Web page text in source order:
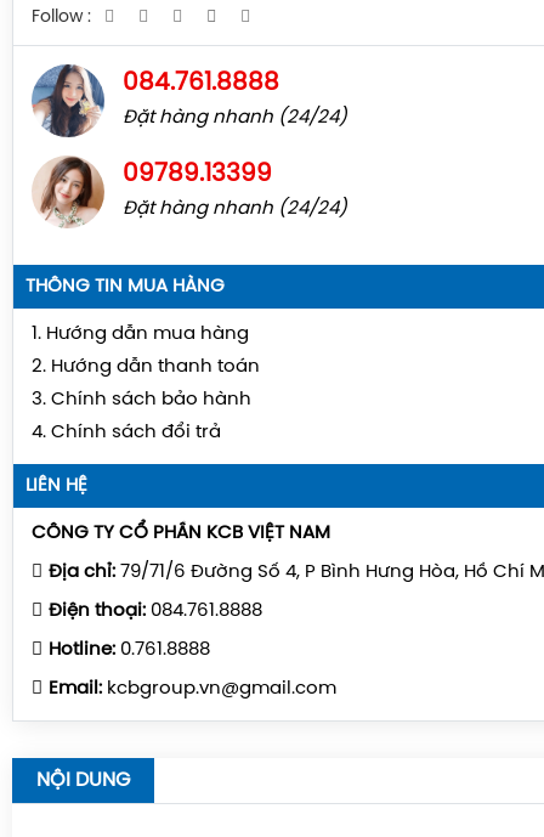
Follow :
084.761.8888
Đặt hàng nhanh (24/24)
09789.13399
Đặt hàng nhanh (24/24)
THÔNG TIN MUA HÀNG
1. Hướng dẫn mua hàng
2. Hướng dẫn thanh toán
3. Chính sách bảo hành
4. Chính sách đổi trả
LIÊN HỆ
CÔNG TY CỔ PHẦN KCB VIỆT NAM
Địa chỉ: 79/71/6 Đường Số 4, P Bình Hưng Hòa, Hồ Chí
Điện thoại: 084.761.8888
Hotline: 0.761.8888
Email: kcbgroup.vn@gmail.com
NỘI DUNG